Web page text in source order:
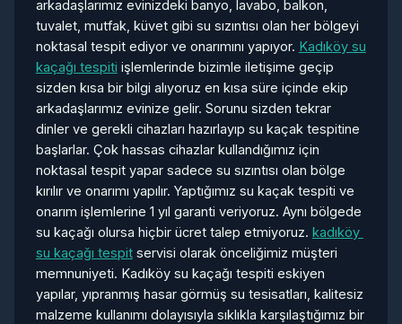
arkadaşlarımız evinizdeki banyo, lavabo, balkon,
tuvalet, mutfak, küvet gibi su sızıntısı olan her bölgeyi
noktasal tespit ediyor ve onarımını yapıyor. Kadıköy su
kaçağı tespiti işlemlerinde bizimle iletişime geçip
sizden kısa bir bilgi alıyoruz en kısa süre içinde ekip
arkadaşlarımız evinize gelir. Sorunu sizden tekrar
dinler ve gerekli cihazları hazırlayıp su kaçak tespitine
başlarlar. Çok hassas cihazlar kullandığımız için
noktasal tespit yapar sadece su sızıntısı olan bölge
kırılır ve onarımı yapılır. Yaptığımız su kaçak tespiti ve
onarım işlemlerine 1 yıl garanti veriyoruz. Aynı bölgede
su kaçağı olursa hiçbir ücret talep etmiyoruz. kadıköy
su kaçağı tespitservisi olarak önceliğimiz müşteri
memnuniyeti. Kadıköy su kaçağı tespiti eskiyen
yapılar, yıpranmış hasar görmüş su tesisatları, kalitesiz
malzeme kullanımı dolayısıyla sıklıkla karşılaştığımız bir